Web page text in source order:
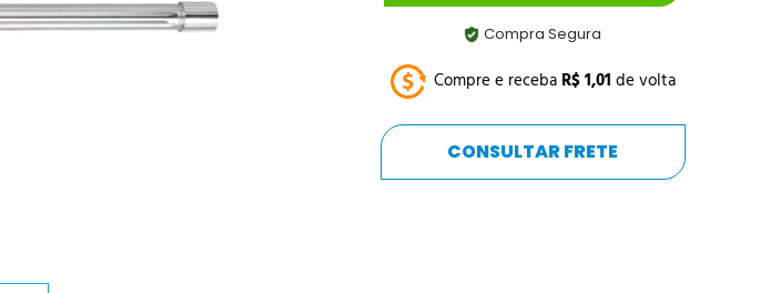
Compra Segura
Compre e receba R$1,01 de volta
CONSULTAR FRETE